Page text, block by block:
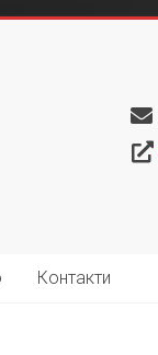
Контакти